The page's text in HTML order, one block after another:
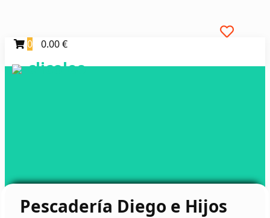
0 0.00 €
clicoleo
Pescadería Diego e Hijos